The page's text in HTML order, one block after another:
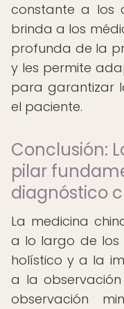
constante a los
brinda a los
profunda de la
y les permite
para garantizar
el paciente.
Conclusión:
pilar
diagnóstico
La medicina
a lo largo de los
holístico y a la
a la
observación